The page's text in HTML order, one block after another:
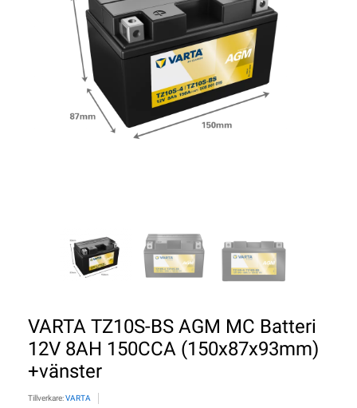
VARTA TZ10S-BS AGM MC Batteri
12V 8AH 150CCA (150x87x93mm)
+vänster
Tillverkare:VARTA